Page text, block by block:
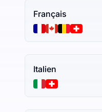
Français
Italien